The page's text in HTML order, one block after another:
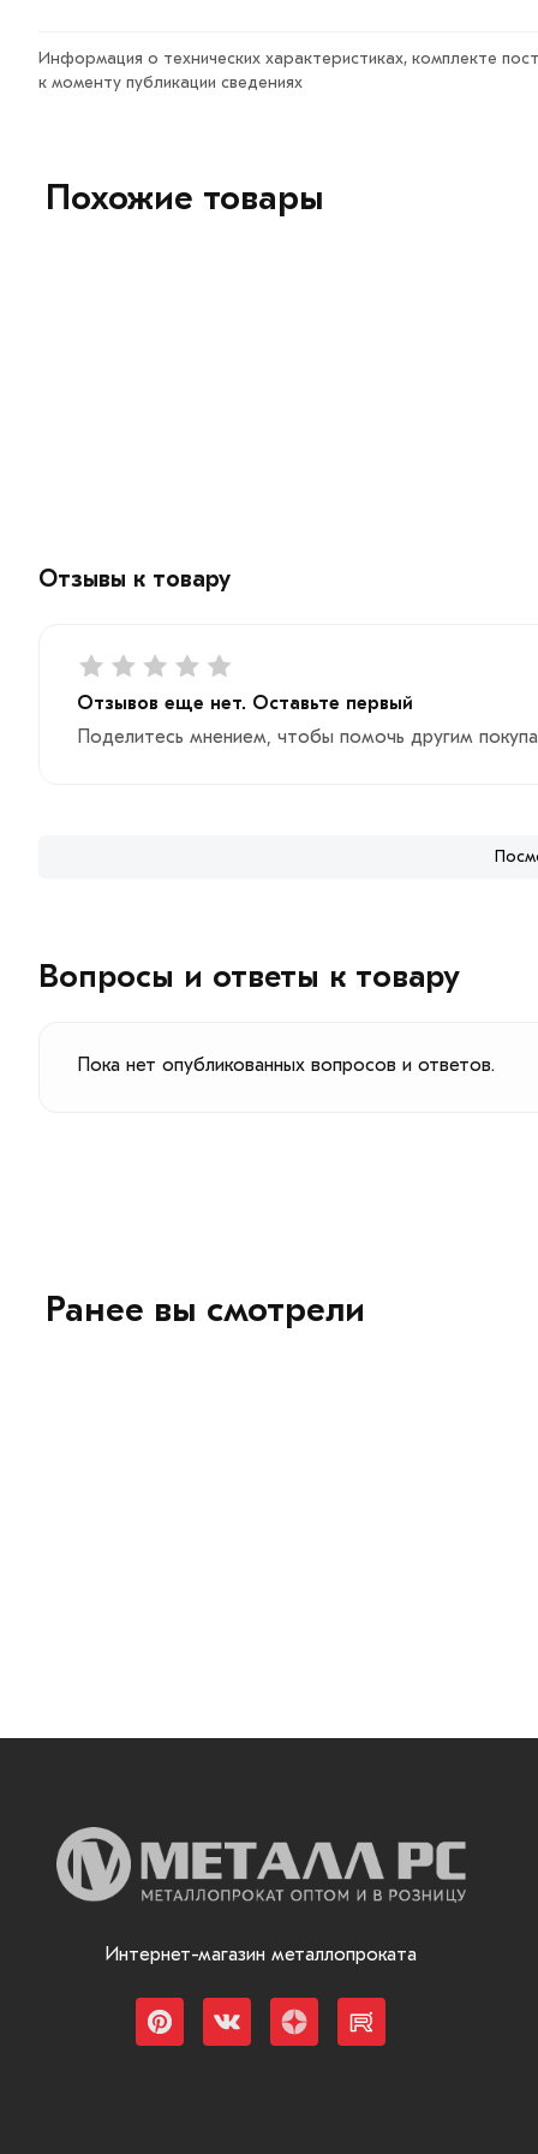
Информация о технических характеристиках, комплекте
к моменту публикации сведениях
Похожие товары
Отзывы к товару
Отзывов еще нет. Оставьте первый
Поделитесь мнением, чтобы помочь другим
Вопросы и ответы к товару
Пока нет опубликованных вопросов и ответов.
Ранее вы смотрели
Интернет-магазин металлопроката